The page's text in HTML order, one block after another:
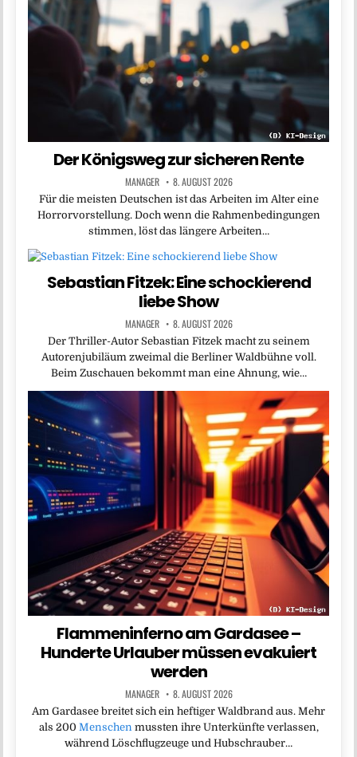
Der Königsweg zur sicheren Rente
MANAGER 8. AUGUST 2026
Für die meisten Deutschen ist das Arbeiten im Alter eine
Horrorvorstellung. Doch wenn die Rahmenbedingungen
stimmen, löst das längere Arbeiten…
Sebastian Fitzek: Eine schockierend
liebe Show
MANAGER 8. AUGUST 2026
Der Thriller-Autor Sebastian Fitzek macht zu seinem
Autorenjubiläum zweimal die Berliner Waldbühne voll.
Beim Zuschauen bekommt man eine Ahnung, wie…
Flammeninferno am Gardasee –
Hunderte Urlauber müssen evakuiert
werden
MANAGER 8. AUGUST 2026
Am Gardasee breitet sich ein heftiger Waldbrand aus. Mehr
als 200 Menschenmussten ihre Unterkünfte verlassen,
während Löschflugzeuge und Hubschrauber…